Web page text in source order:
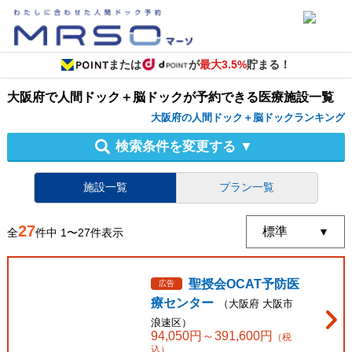
または が最大3.5%貯まる！
大阪府で人間ドック＋脳ドックが予約できる医療施設一覧
大阪府の人間ドック＋脳ドックランキング
検索条件を変更する ▼
施設一覧 プラン一覧
全27件中 1〜27件表示
広告
聖授会OCAT予防医
療センター
（ 大阪府 大阪市
浪速区）
94,050円～391,600円
（税